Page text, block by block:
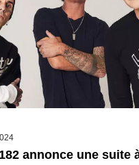
annonce une suite